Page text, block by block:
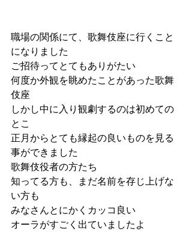
職場の関係にて、歌舞伎座に行くこと
になりました
ご招待ってとてもありがたい
何度か外観を眺めたことがあった歌舞
伎座
しかし中に入り観劇するのは初めての
とこ
正月からとても縁起の良いものを見る
事ができました
歌舞伎役者の方たち
知ってる方も、まだ名前を存じ上げな
い方も
みなさんとにかくカッコ良い
オーラがすごく出ていましたよ